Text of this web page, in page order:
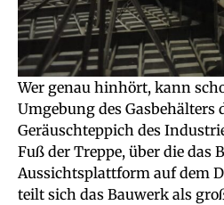
Wer genau hinhört, kann
Umgebung des Gasbehälters
Geräuschteppich des
Fuß der Treppe, über die das
Aussichtsplattform auf dem
teilt sich das Bauwerk als